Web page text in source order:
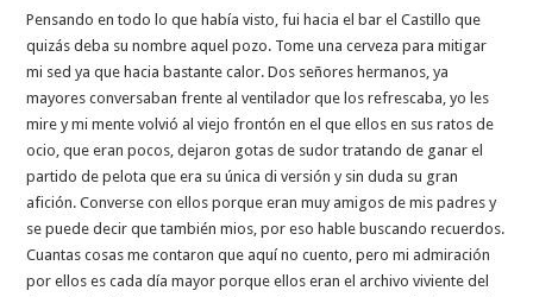
Pensando en todo lo que había visto, fui hacia el bar el Castillo que
quizás deba su nombre aquel pozo. Tome una cerveza para mitigar
mi sed ya que hacia bastante calor. Dos señores hermanos, ya
mayores conversaban frente al ventilador que los refrescaba, yo les
mire y mi mente volvió al viejo frontón en el que ellos en sus ratos de
ocio, que eran pocos, dejaron gotas de sudor tratando de ganar el
partido de pelota que era su única di versión y sin duda su gran
afición. Converse con ellos porque eran muy amigos de mis padres y
se puede decir que también mios, por eso hable buscando recuerdos.
Cuantas cosas me contaron que aquí no cuento, pero mi admiración
por ellos es cada día mayor porque ellos eran el archivo viviente del